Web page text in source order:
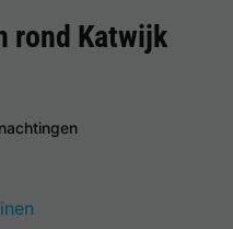
rond Katwijk